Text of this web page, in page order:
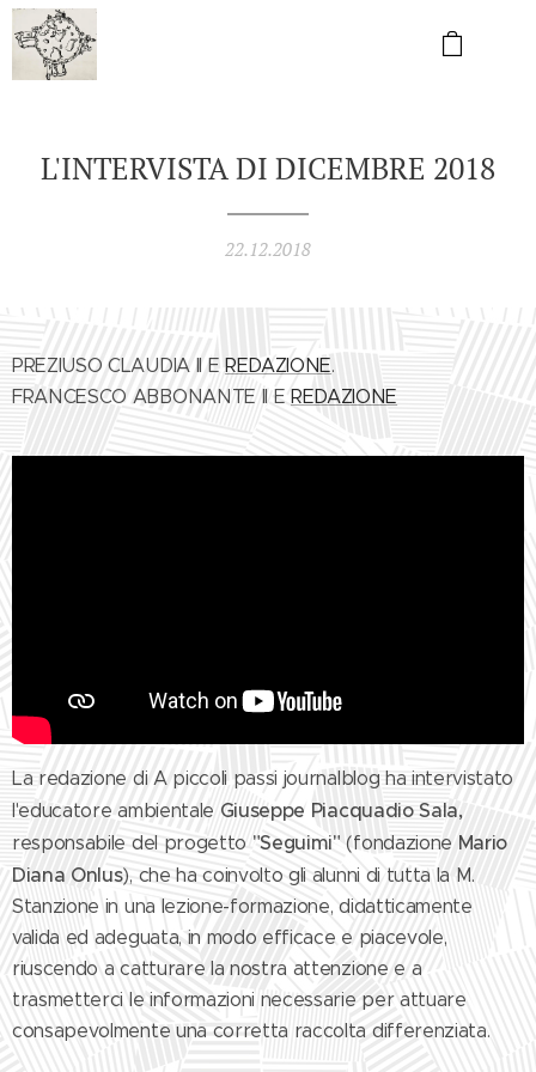
L'INTERVISTA DI DICEMBRE 2018
22.12.2018
PREZIUSO CLAUDIA II E REDAZIONE.
FRANCESCO ABBONANTE II E REDAZIONE
La redazione di A piccoli passi journalblog ha intervistato
l'educatore ambientale Giuseppe Piacquadio Sala,
responsabile del progetto "Seguimi" (fondazione Mario
Diana Onlus), che ha coinvolto gli alunni di tutta la M.
Stanzione in una lezione-formazione, didatticamente
valida ed adeguata, in modo efficace e piacevole,
riuscendo a catturare la nostra attenzione e a
trasmetterci le informazioni necessarie per attuare
consapevolmente una corretta raccolta differenziata.